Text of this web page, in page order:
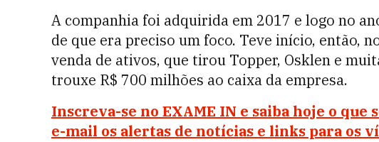
A companhia foi adquirida em 2017 e logo no
de que era preciso um foco. Teve início, então,
venda de ativos, que tirou Topper, Osklen e
trouxe R$ 700 milhões ao caixa da empresa.
Inscreva-se no EXAME IN e saiba hoje o que
e-mail os alertas de notícias e links para os